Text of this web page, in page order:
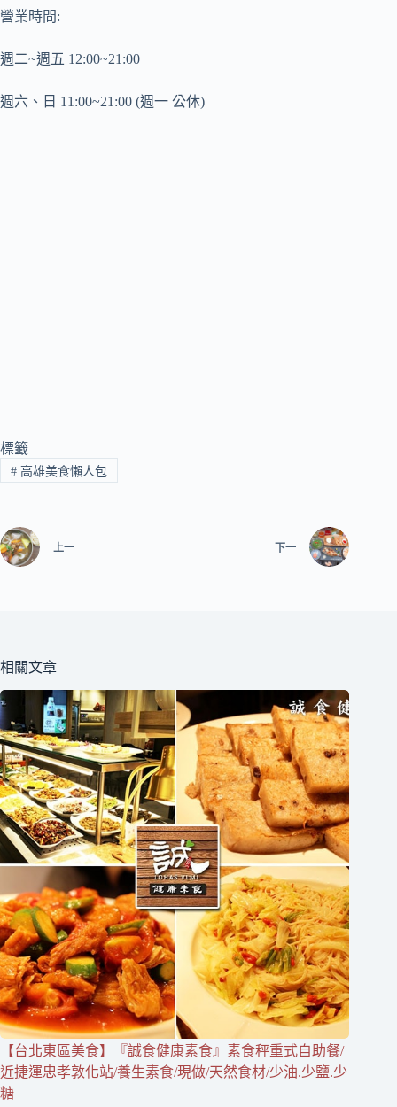
營業時間:
週二~週五 12:00~21:00
週六、日 11:00~21:00 (週一 公休)
標籤
#高雄美食懶人包
上一 下一
相關文章
【台北東區美食】『誠食健康素食』素食秤重式自助餐/
近捷運忠孝敦化站/養生素食/現做/天然食材/少油.少鹽.少
糖